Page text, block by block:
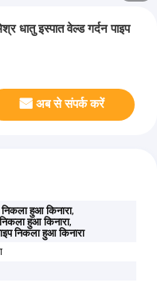
धातु इस्पात वेल्ड गर्दन पाइप
अब से संपर्क करें
निकला हुआ किनारा,
निकला हुआ किनारा,
निकला हुआ किनारा